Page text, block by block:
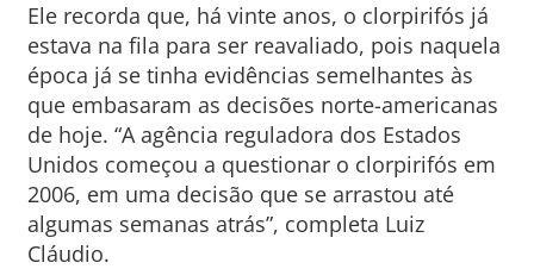
Ele recorda que, há vinte anos, o clorpirifós já
estava na fila para ser reavaliado, pois naquela
época já se tinha evidências semelhantes às
que embasaram as decisões norte-americanas
de hoje. “A agência reguladora dos Estados
Unidos começou a questionar o clorpirifós em
2006, em uma decisão que se arrastou até
algumas semanas atrás”, completa Luiz
Cláudio.